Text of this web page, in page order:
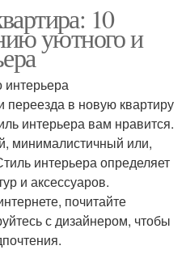
10
уютного и
интерьера
в новую квартиру
интерьера вам нравится.
минималистичный или,
интерьера определяет
и аксессуаров.
почитайте
с дизайнером, чтобы